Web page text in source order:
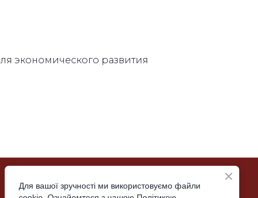
экономического развития
Email: moc.liamg%40auni.ccob
Для вашої зручності ми використовуємо файли